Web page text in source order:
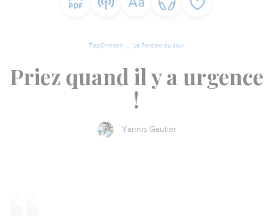
TopChrétien La Pensée du Jour
Priez quand il y a urgence
!
Yannis Gautier